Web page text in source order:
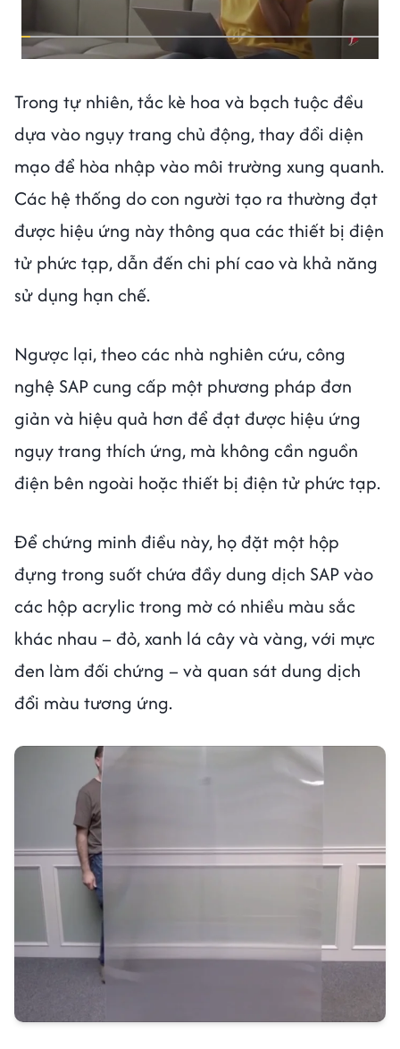
Trong tự nhiên, tắc kè hoa và bạch tuộc đều
dựa vào ngụy trang chủ động, thay đổi diện
mạo để hòa nhập vào môi trường xung quanh.
Các hệ thống do con người tạo ra thường đạt
được hiệu ứng này thông qua các thiết bị điện
tử phức tạp, dẫn đến chi phí cao và khả năng
sử dụng hạn chế.
Ngược lại, theo các nhà nghiên cứu, công
nghệ SAP cung cấp một phương pháp đơn
giản và hiệu quả hơn để đạt được hiệu ứng
ngụy trang thích ứng, mà không cần nguồn
điện bên ngoài hoặc thiết bị điện tử phức tạp.
Để chứng minh điều này, họ đặt một hộp
đựng trong suốt chứa đầy dung dịch SAP vào
các hộp acrylic trong mờ có nhiều màu sắc
khác nhau – đỏ, xanh lá cây và vàng, với mực
đen làm đối chứng – và quan sát dung dịch
đổi màu tương ứng.